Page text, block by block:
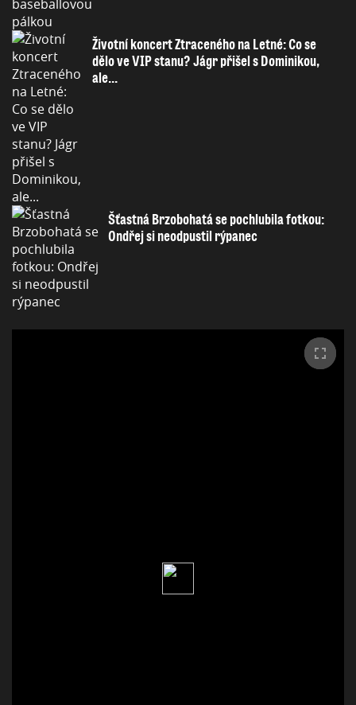
Životní koncert Ztraceného na Letné: Co se
dělo ve VIP stanu? Jágr přišel s Dominikou,
ale...
Šťastná Brzobohatá se pochlubila fotkou:
Ondřej si neodpustil rýpanec